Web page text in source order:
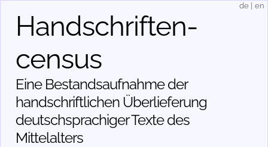
Handschriften­
census
Eine Bestandsaufnahme der
handschriftlichen Über­lieferung
deutschsprachiger Texte des
Mittelalters
de en